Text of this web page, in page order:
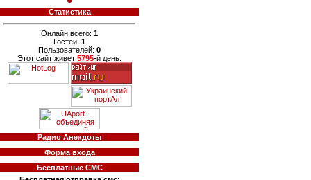
Статистика
Онлайн всего: 1
Гостей: 1
Пользователей: 0
Этот сайт живет 5795-й день.
Радио Анекдоты
Форма входа
Бесплатные СМС